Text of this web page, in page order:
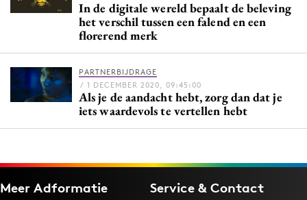
Opleidingen
Academy
Partners
Topics
Artificial Intelligence
Campagnes
Carriere
In de digitale wereld bepaalt de beleving
het verschil tussen een falend en een
florerend merk
PARTNERBIJDRAGE
/ 1 DECEMBER 2020, 09:45:00
Als je de aandacht hebt, zorg dan dat je
iets waardevols te vertellen hebt
Meer Adformatie Service & Contact